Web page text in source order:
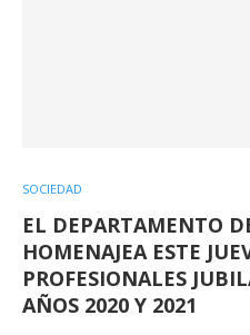
SOCIEDAD
EL DEPARTAMENTO
HOMENAJEA ESTE
PROFESIONALES
AÑOS 2020 Y 2021